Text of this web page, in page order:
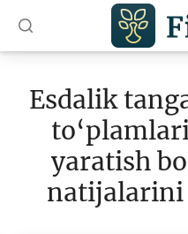
Maqolalar
O‘quv
Loyihalar
Esdalik
yaratish